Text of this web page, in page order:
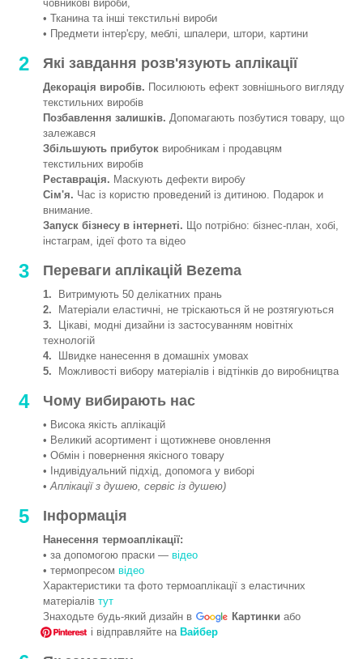
човникові вироби,
• Тканина та інші текстильні вироби
• Предмети інтер'єру, меблі, шпалери, штори, картини
2 Які завдання розв'язують аплікації
Декорація виробів. Посилюють ефект зовнішнього вигляду
текстильних виробів
Позбавлення залишків. Допомагають позбутися товару, що
залежався
Збільшують прибуток виробникам і продавцям
текстильних виробів
Реставрація. Маскують дефекти виробу
Сім'я. Час із користю проведений із дитиною. Подарок и
внимание.
Запуск бізнесу в інтернеті. Що потрібно: бізнес-план, хобі,
інстаграм, ідеї фото та відео
3 Переваги аплікацій Bezema
1. Витримують 50 делікатних прань
2. Матеріали еластичні, не тріскаються й не розтягуються
3. Цікаві, модні дизайни із застосуванням новітніх
технологій
4. Швидке нанесення в домашніх умовах
5. Можливості вибору матеріалів і відтінків до виробництва
4 Чому вибирають нас
• Висока якість аплікацій
• Великий асортимент і щотижневе оновлення
• Обмін і повернення якісного товару
• Індивідуальний підхід, допомога у виборі
•Аплікації з душею, сервіс із душею)
5 Інформація
Нанесення термоаплікації:
• за допомогою праски — відео
• термопресом відео
Характеристики та фото термоаплікації з еластичних
матеріалів тут
Знаходьте будь-який дизайн в
Картинки або
і відправляйте на Вайбер